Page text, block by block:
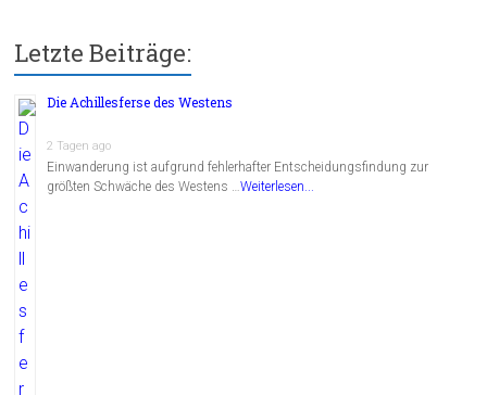
Letzte Beiträge:
Die Achillesferse des Westens
2 Tagen ago
Einwanderung ist aufgrund fehlerhafter Entscheidungsfindung zur
größten Schwäche des Westens …Weiterlesen...